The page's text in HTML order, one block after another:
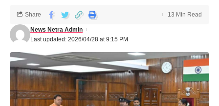
Last updated: 2026/04/28 at 9:15 PM
News Netra Admin
Share 13 Min Read